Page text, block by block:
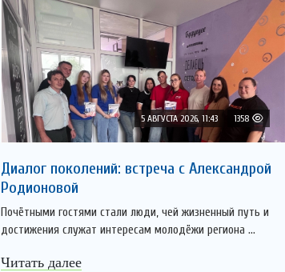
5 АВГУСТА 2026, 11:43 1358
Диалог поколений: встреча с Александрой
Родионовой
Почётными гостями стали люди, чей жизненный путь и
достижения служат интересам молодёжи региона ...
Читать далее